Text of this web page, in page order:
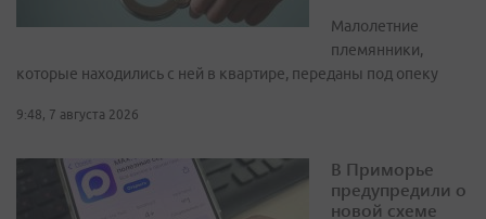
Малолетние
племянники,
которые находились с ней в квартире, переданы под опеку
9:48, 7 августа 2026
В Приморье
предупредили о
новой схеме